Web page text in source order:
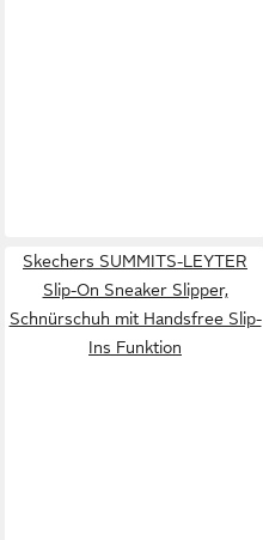
Skechers SUMMITS-LEYTER
Slip-On Sneaker Slipper,
Schnürschuh mit Handsfree Slip-
Ins Funktion